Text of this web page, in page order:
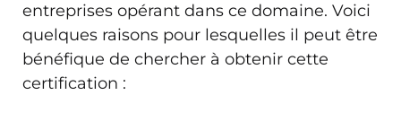
entreprises opérant dans ce domaine. Voici
quelques raisons pour lesquelles il peut être
bénéfique de chercher à obtenir cette
certification :